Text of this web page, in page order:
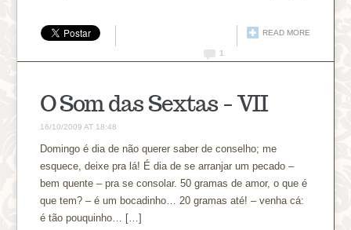
READ MORE
1
O Som das Sextas – VII
16/10/2009 AT 18:48
Domingo é dia de não querer saber de conselho; me
esquece, deixe pra lá! É dia de se arranjar um pecado –
bem quente – pra se consolar. 50 gramas de amor, o que é
que tem? – é um bocadinho… 20 gramas até! – venha cá:
é tão pouquinho… […]